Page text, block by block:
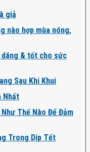
giả
nào hợp mùa nóng,
dáng & tốt cho sức
Sau Khi Khui
Nhất
Thế Nào Để Đảm
Trong Dịp Tết